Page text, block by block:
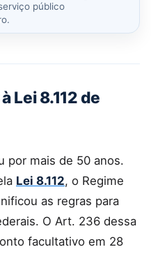
público
Lei 8.112 de
por mais de 50 anos.
Lei 8.112, o Regime
as regras para
O Art. 236 dessa
facultativo em 28